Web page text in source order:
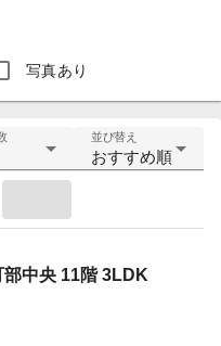
写真あり
並び替え
おすすめ順
中央 11階 3LDK